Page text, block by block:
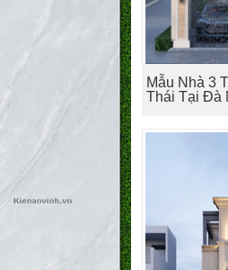
Mẫu Nhà 3
Thái Tại Đà